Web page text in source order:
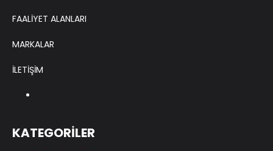
FAALİYET ALANLARI
MARKALAR
İLETİŞİM
KATEGORİLER